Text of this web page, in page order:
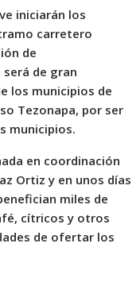
iniciarán los
carretero
de
de gran
los municipios de
Tezonapa, por ser
municipios.
en coordinación
Ortiz y en unos días
miles de
cítricos y otros
de ofertar los